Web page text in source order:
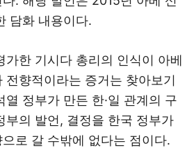
담화 내용이다.
가한 기시다 총리의 인식이 아베
전향적이라는 증거는 찾아보기
열 정부가 만든 한·일 관계의 구
부의 발언, 결정을 한국 정부가
로 갈 수밖에 없다는 점이다.